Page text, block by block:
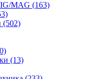
MAG (163)
(502)
(13)